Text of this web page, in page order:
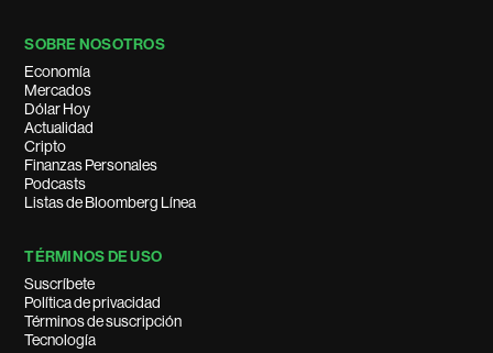
SOBRE NOSOTROS
Economía
Mercados
Dólar Hoy
Actualidad
Cripto
Finanzas Personales
Podcasts
Listas de Bloomberg Línea
TÉRMINOS DE USO
Suscríbete
Política de privacidad
Términos de suscripción
Tecnología